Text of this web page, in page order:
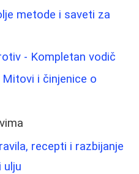
metode i saveti za
- Kompletan vodič
Mitovi i činjenice o
recepti i razbijanje
ulju